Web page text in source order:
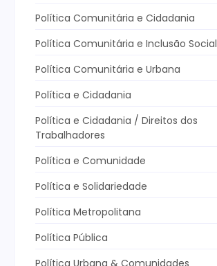
Política Comunitária e Cidadania
Política Comunitária e Inclusão Social
Política Comunitária e Urbana
Política e Cidadania
Política e Cidadania / Direitos dos
Trabalhadores
Política e Comunidade
Política e Solidariedade
Política Metropolitana
Política Pública
Política Urbana & Comunidades